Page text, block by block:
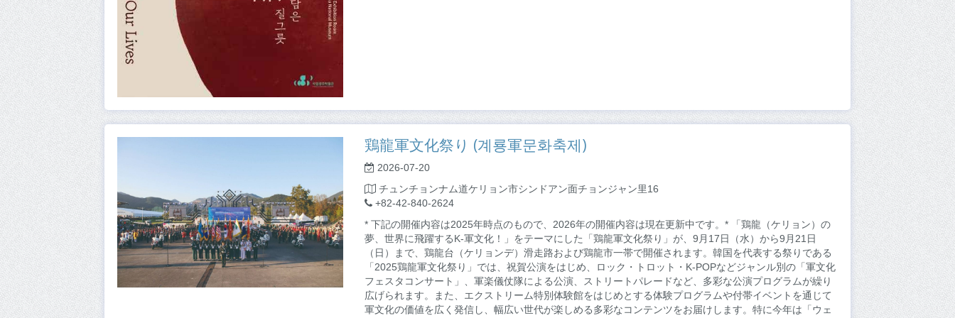
鶏龍軍文化祭り (계룡軍문화축제)
2026-07-20
チュンチョンナム道ケリョン市シンドアン面チョンジャン里16
+82-42-840-2624
* 下記の開催内容は2025年時点のもので、2026年の開催内容は現在更新中です。* 「鶏龍（ケリョン）の
夢、世界に飛躍するK-軍文化！」をテーマにした「鶏龍軍文化祭り」が、9月17日（水）から9月21日
（日）まで、鶏龍台（ケリョンデ）滑走路および鶏龍市一帯で開催されます。韓国を代表する祭りである
「2025鶏龍軍文化祭り」では、祝賀公演をはじめ、ロック・トロット・K-POPなどジャンル別の「軍文化
フェスタコンサート」、軍楽儀仗隊による公演、ストリートパレードなど、多彩な公演プログラムが繰り
広げられます。また、エクストリーム特別体験館をはじめとする体験プログラムや付帯イベントを通じて
軍文化の価値を広く発信し、幅広い世代が楽しめる多彩なコンテンツをお届けします。特に今年は「ウェ